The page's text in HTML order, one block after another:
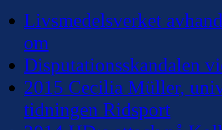
Livsmedelsverket
om
Disputationsskandalen
2015 Cecilia Müller,
tidningen Ridsport